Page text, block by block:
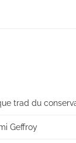
trad du
Geffroy